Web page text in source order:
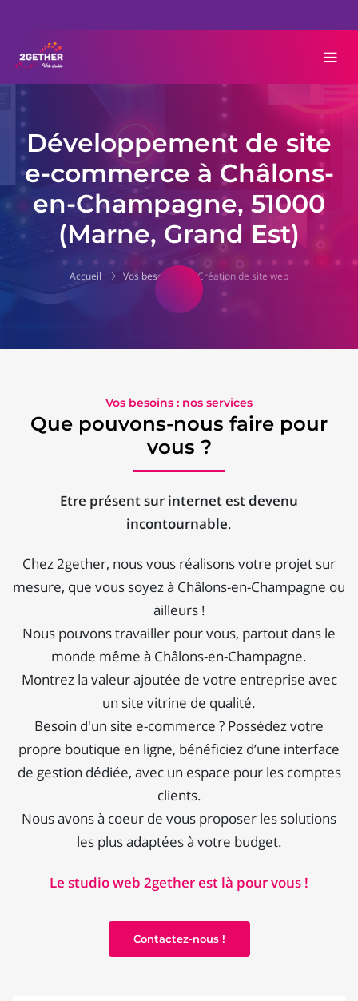
Développement de site
e-commerce à Châlons-
en-Champagne, 51000
(Marne, Grand Est)
Accueil Vos besoins Création de site web
Vos besoins : nos services
Que pouvons-nous faire pour
vous ?
Etre présent sur internet est devenu
incontournable.
Chez 2gether, nous vous réalisons votre projet sur
mesure, que vous soyez à Châlons-en-Champagne ou
ailleurs !
Nous pouvons travailler pour vous, partout dans le
monde même à Châlons-en-Champagne.
Montrez la valeur ajoutée de votre entreprise avec
un site vitrine de qualité.
Besoin d'un site e-commerce ? Possédez votre
propre boutique en ligne, bénéficiez d’une interface
de gestion dédiée, avec un espace pour les comptes
clients.
Nous avons à coeur de vous proposer les solutions
les plus adaptées à votre budget.
Le studio web 2gether est là pour vous !
Contactez-nous !